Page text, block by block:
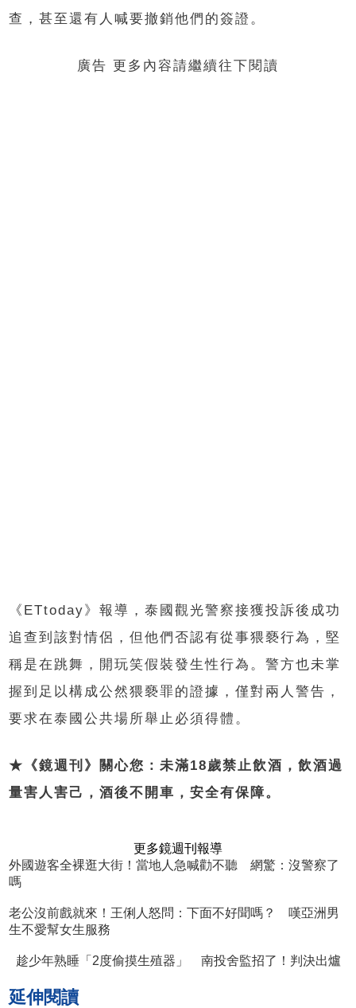
查，甚至還有人喊要撤銷他們的簽證。
廣告 更多內容請繼續往下閱讀
《ETtoday》報導，泰國觀光警察接獲投訴後成功
追查到該對情侶，但他們否認有從事猥褻行為，堅
稱是在跳舞，開玩笑假裝發生性行為。警方也未掌
握到足以構成公然猥褻罪的證據，僅對兩人警告，
要求在泰國公共場所舉止必須得體。
★《鏡週刊》關心您：未滿18歲禁止飲酒，飲酒過
量害人害己，酒後不開車，安全有保障。
更多鏡週刊報導
外國遊客全裸逛大街！當地人急喊勸不聽 網驚：沒警察了
嗎
老公沒前戲就來！王俐人怒問：下面不好聞嗎？ 嘆亞洲男
生不愛幫女生服務
趁少年熟睡「2度偷摸生殖器」 南投舍監招了！判決出爐
延伸閱讀